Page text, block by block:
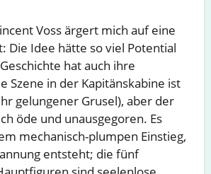
Voss ärgert mich auf eine
Die Idee hätte so viel Potential
hat auch ihre
Szene in der Kapitänskabine ist
gelungener Grusel), aber der
öde und unausgegoren. Es
mechanisch-plumpen Einstieg,
entsteht; die fünf